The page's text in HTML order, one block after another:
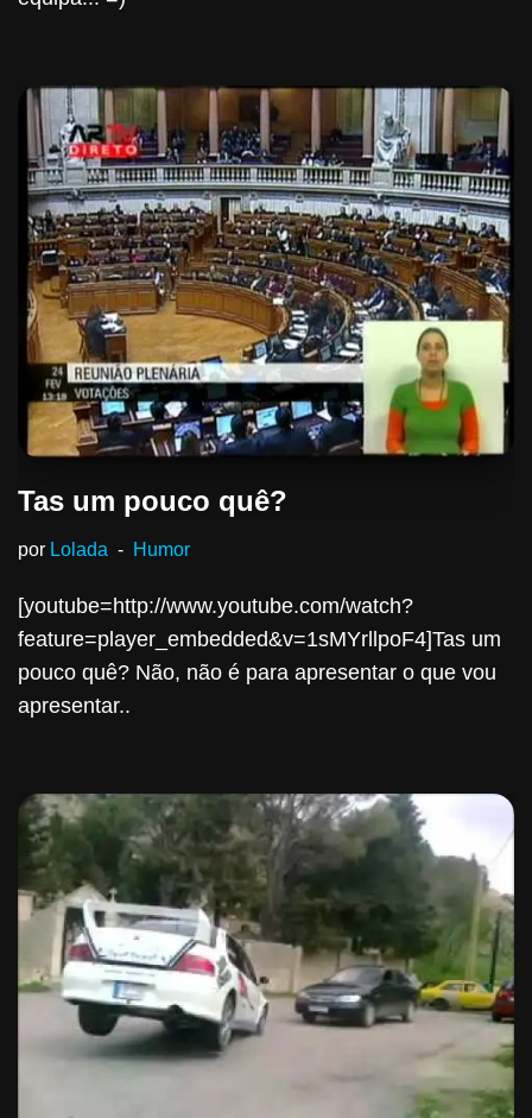
Tas um pouco quê?
por Lolada Humor
[youtube=http://www.youtube.com/watch?
feature=player_embedded&v=1sMYrllpoF4]Tas um
pouco quê? Não, não é para apresentar o que vou
apresentar..